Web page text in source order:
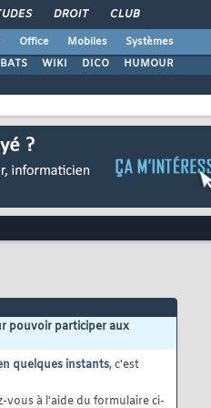
DROIT CLUB
Office Mobiles
Systèmes
WIKI DICO HUMOUR
pouvoir participer aux
quelques instants, c'est
vous à l'aide du formulaire ci-